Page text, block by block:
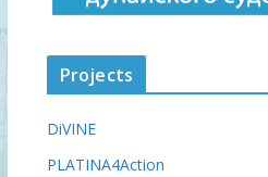
Projects
DiVINE
PLATINA4Action